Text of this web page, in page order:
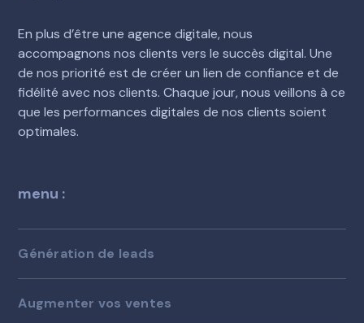
En plus d’être une agence digitale, nous
accompagnons nos clients vers le succès digital. Une
de nos priorité est de créer un lien de confiance et de
fidélité avec nos clients. Chaque jour, nous veillons à ce
que les performances digitales de nos clients soient
optimales.
menu :
Génération de leads
Augmenter vos ventes